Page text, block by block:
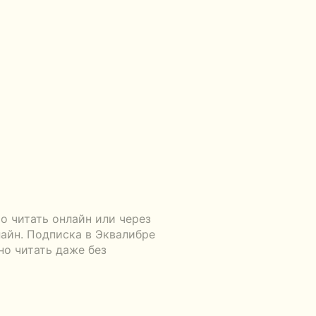
онлайн или через
Подписка в Эквалибре
читать даже без